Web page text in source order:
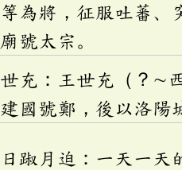
等為將，征服吐蕃、
廟號太宗。
世充：王世充（？∼
建國號鄭，後以洛陽
日踧月迫：一天一天